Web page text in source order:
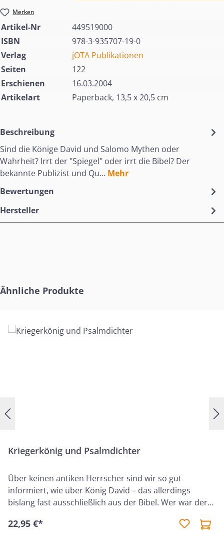
Merken
Artikel-Nr
449519000
ISBN
978-3-935707-19-0
Verlag
jOTA Publikationen
Seiten
122
Erschienen
16.03.2004
Artikelart
Paperback, 13,5 x 20,5 cm
Beschreibung
Sind die Könige David und Salomo Mythen oder
Wahrheit? Irrt der "Spiegel" oder irrt die Bibel? Der
bekannte Publizist und Qu… Mehr
Bewertungen
Hersteller
Produktgalerie überspringen
Ähnliche Produkte
Kriegerkönig und Psalmdichter
Über keinen antiken Herrscher sind wir so gut
informiert, wie über König David – das allerdings
bislang fast ausschließlich aus der Bibel. Wer war der
Gottes", der Glaubensheld, der noch im christlichen
22,95 €*